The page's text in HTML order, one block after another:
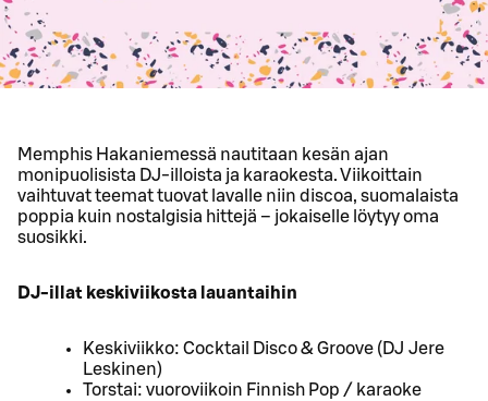
Memphis Hakaniemessä nautitaan kesän ajan
monipuolisista DJ-illoista ja karaokesta. Viikoittain
vaihtuvat teemat tuovat lavalle niin discoa, suomalaista
poppia kuin nostalgisia hittejä – jokaiselle löytyy oma
suosikki.
DJ-illat keskiviikosta lauantaihin
Keskiviikko: Cocktail Disco & Groove (DJ Jere
Leskinen)
Torstai: vuoroviikoin Finnish Pop / karaoke